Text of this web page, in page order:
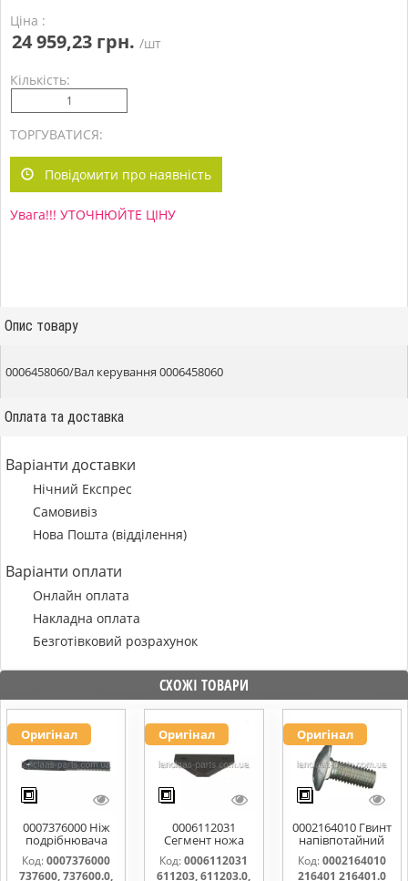
Ціна :
24 959,23 грн. /шт
Кількість:
ТОРГУВАТИСЯ:
Повідомити про наявність
Увага!!! УТОЧНЮЙТЕ ЦІНУ
Опис товару
0006458060/Вал керування 0006458060
Оплата та доставка
Варіанти доставки
Нічний Експрес
Самовивіз
Нова Пошта (відділення)
Варіанти оплати
Онлайн оплата
Накладна оплата
Безготівковий розрахунок
СХОЖІ ТОВАРИ
Оригінал
0007376000 Ніж
подрібнювача
соломи,рухомий
737600, 737600.0,
Код:0007376000
737600, 737600.0,
Оригінал
0006112031
Сегмент ножа
жатки 611203,
611203.0,
Код: 0006112031
611203, 611203.0,
Оригінал
0002164010 Гвинт
напівпотайний
М10х25х20
216401 216401.0
Код:0002164010
216401 216401.0